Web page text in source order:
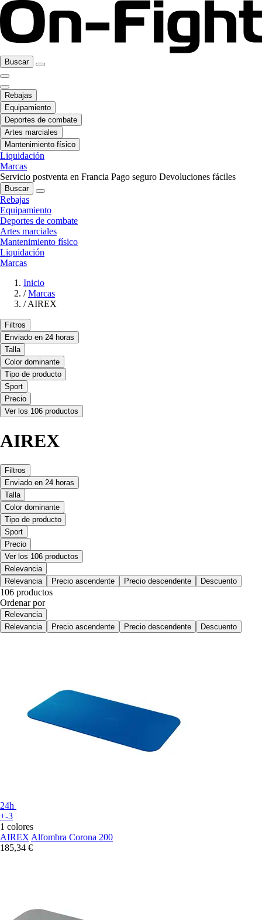
Buscar
Rebajas
Equipamiento
Deportes de combate
Artes marciales
Mantenimiento físico
Liquidación
Marcas
Servicio postventa en Francia Pago seguro Devoluciones fáciles
Buscar
Rebajas
Equipamiento
Deportes de combate
Artes marciales
Mantenimiento físico
Liquidación
Marcas
Inicio
/ Marcas
/ AIREX
Filtros
Enviado en 24 horas
Talla
Color dominante
Tipo de producto
Sport
Precio
Ver los 106 productos
AIREX
Filtros
Enviado en 24 horas
Talla
Color dominante
Tipo de producto
Sport
Precio
Ver los 106 productos
Relevancia
Relevancia
Precio ascendente Precio descendente Descuento
106 productos
Ordenar por
Relevancia
Relevancia
Precio ascendente Precio descendente Descuento
24h
+-3
1 colores
AIREX Alfombra Corona 200
185,34 €